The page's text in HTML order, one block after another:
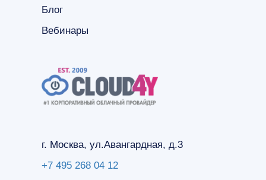
Блог
Вебинары
г. Москва, ул.Авангардная, д.3
+7 495 268 04 12